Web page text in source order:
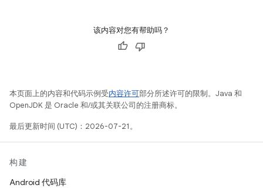
该内容对您有帮助吗？
本页面上的内容和代码示例受内容许可部分所述许可的限制。Java 和
OpenJDK 是 Oracle 和/或其关联公司的注册商标。
最后更新时间 (UTC)：2026-07-21。
构建
Android 代码库